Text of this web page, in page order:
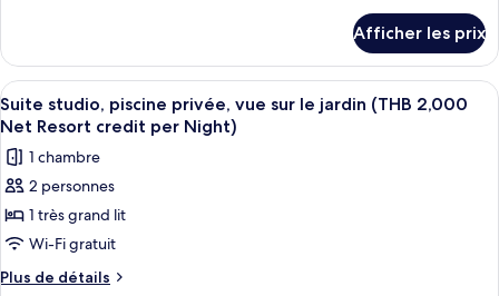
Deluxe,
accès
à
la
piscine
(THB
2,000
Net
Resort
credit
Chambre
Deluxe,
accès
à
piscine
(THB
2,000
Net
Resort
per
Afficher les prix
Afficher
toutes
les
photos
pour
ce
type
de
5
Suite studio, piscine privée, vue sur le jardin (THB 2,000
Net Resort credit per Night)
1 chambre
2 personnes
1 très grand lit
Wi-Fi gratuit
Plus de détails
Plus